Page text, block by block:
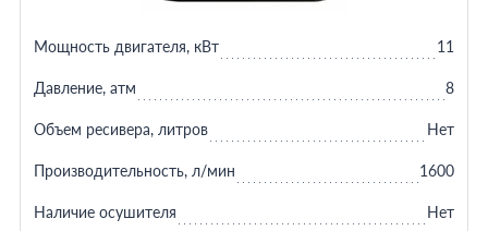
Мощность двигателя, кВт 11
Давление, атм 8
Объем ресивера, литров Нет
Производительность, л/мин 1600
Наличие осушителя Нет